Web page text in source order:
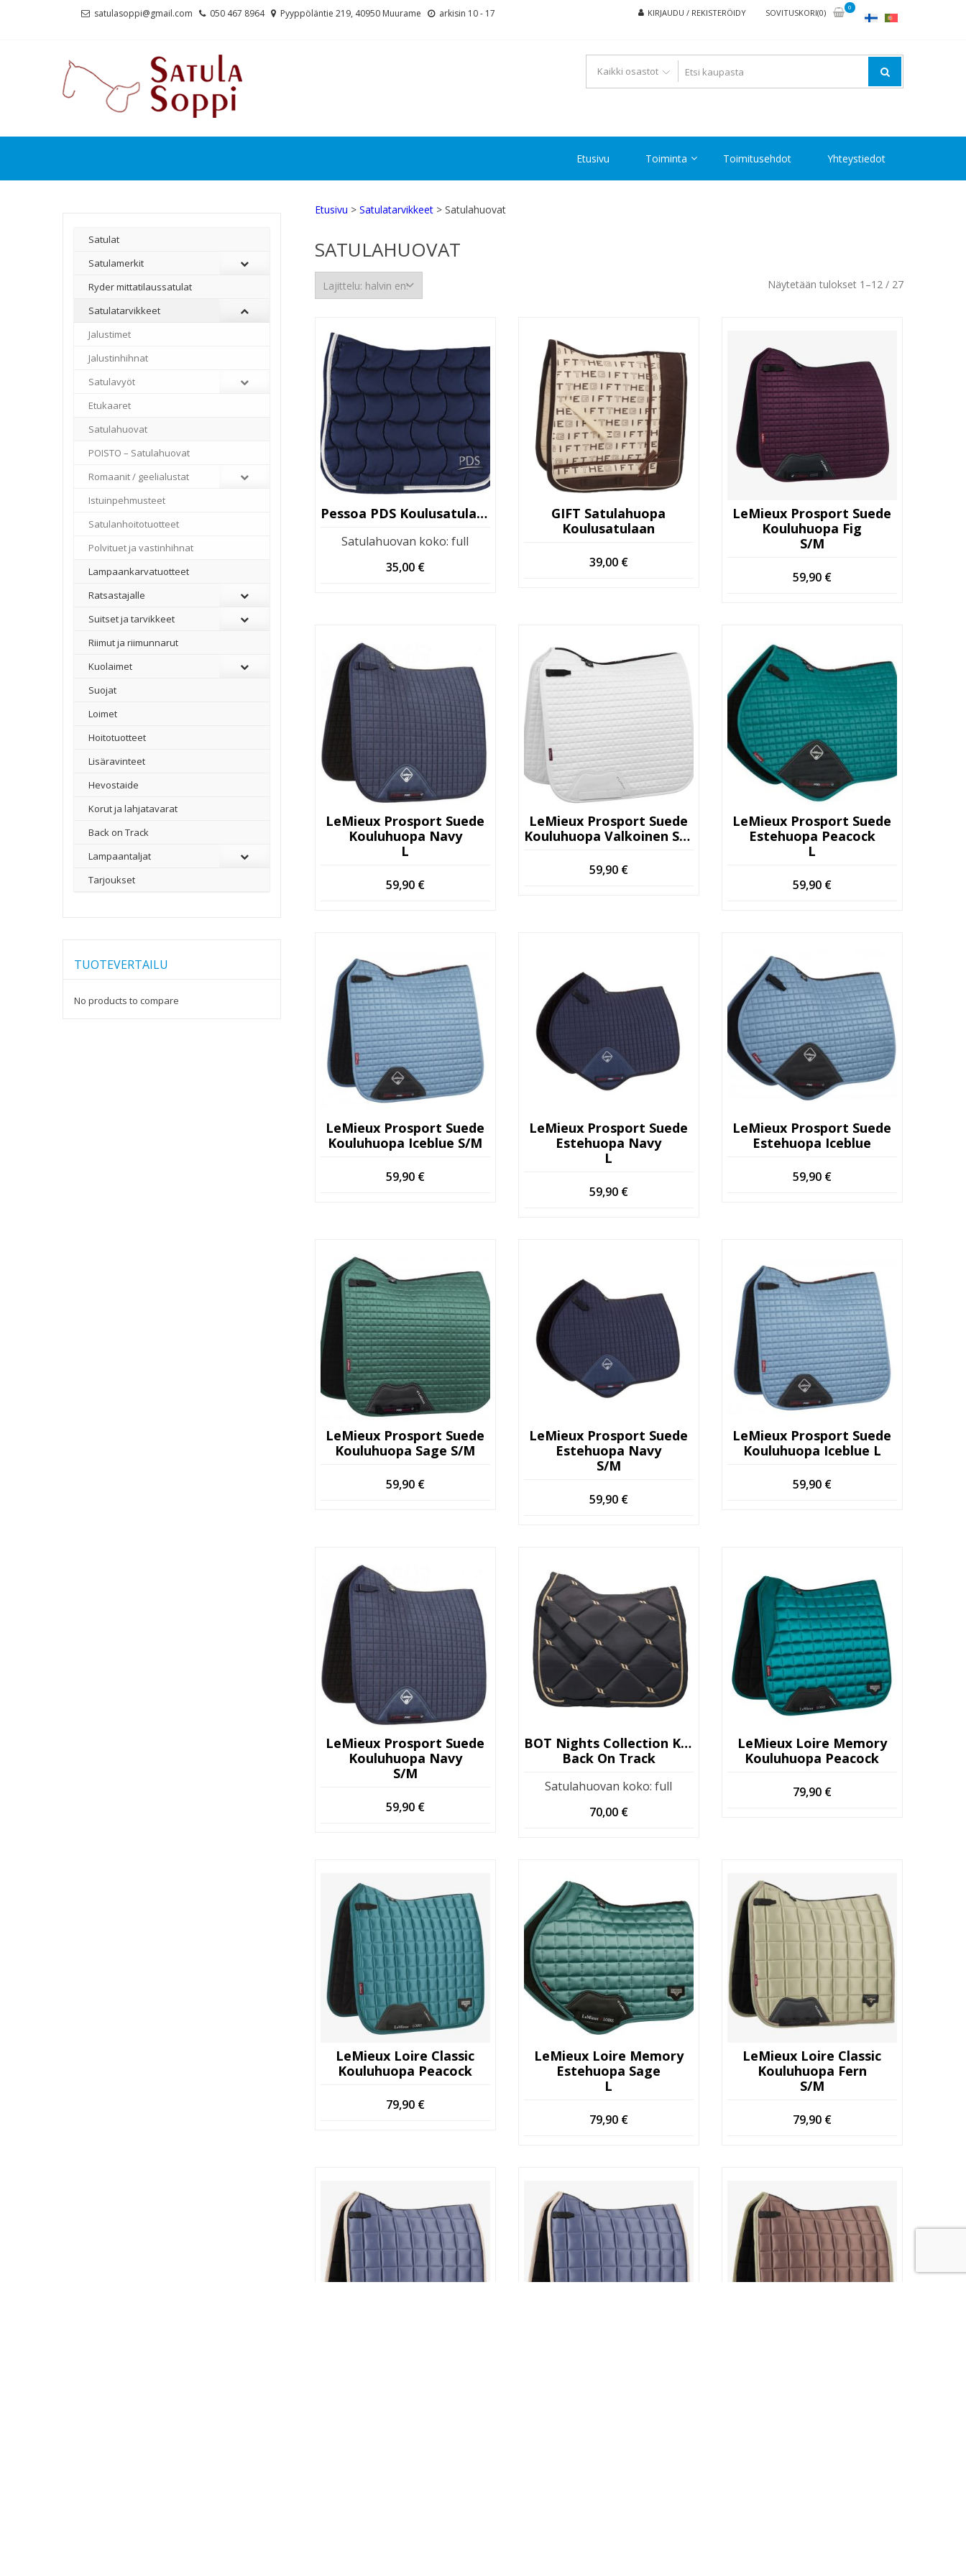
satulasoppi@gmail.com 050 467 8964 Pyyppöläntie 219, 40950 Muurame arkisin 10 - 17 KIRJAUDU / REKISTERÖIDY SOVITUSKORI(0)
0
Etusivu Toiminta Toimitusehdot Yhteystiedot
Etusivu > Satulatarvikkeet > Satulahuovat
SATULAHUOVAT
Näytetään tulokset 1–12 / 27Halvin
Pessoa PDS Koulusatulahuopa
Satulahuovan koko:full
35,00 €
GIFT Satulahuopa
Koulusatulaan
39,00 €
LeMieux Prosport Suede
Kouluhuopa Fig
S/M
59,90 €
LeMieux Prosport Suede
Kouluhuopa Navy
L
59,90 €
LeMieux Prosport Suede
Kouluhuopa Valkoinen S/M
59,90 €
LeMieux Prosport Suede
Estehuopa Peacock
L
59,90 €
LeMieux Prosport Suede
Kouluhuopa Iceblue S/M
59,90 €
LeMieux Prosport Suede
Estehuopa Navy
L
59,90 €
LeMieux Prosport Suede
Estehuopa Iceblue
59,90 €
LeMieux Prosport Suede
Kouluhuopa Sage S/M
59,90 €
LeMieux Prosport Suede
Estehuopa Navy
S/M
59,90 €
LeMieux Prosport Suede
Kouluhuopa Iceblue L
59,90 €
LeMieux Prosport Suede
Kouluhuopa Navy
S/M
59,90 €
BOT Nights Collection Kouluhuopa
Back On Track
Satulahuovan koko:full
70,00 €
LeMieux Loire Memory
Kouluhuopa Peacock
79,90 €
LeMieux Loire Classic
Kouluhuopa Peacock
79,90 €
LeMieux Loire Memory
Estehuopa Sage
L
79,90 €
LeMieux Loire Classic
Kouluhuopa Fern
S/M
79,90 €
Satulat
Satulamerkit
Ryder mittatilaussatulat
Satulatarvikkeet
–
Jalustimet
Jalustinhihnat
Satulavyöt
Etukaaret
Satulahuovat
POISTO – Satulahuovat
Romaanit / geelialustat
Istuinpehmusteet
Satulanhoitotuotteet
Polvituet ja vastinhihnat
Lampaankarvatuotteet
Ratsastajalle
Suitset ja tarvikkeet
Riimut ja riimunnarut
Kuolaimet
Suojat
Loimet
Hoitotuotteet
Lisäravinteet
Hevostaide
Korut ja lahjatavarat
Back on Track
Lampaantaljat
Tarjoukset
TUOTEVERTAILU
No products to compare